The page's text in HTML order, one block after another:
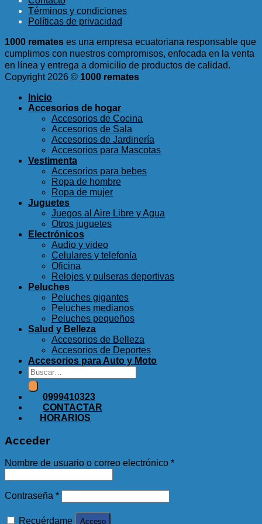
original
era:
$10.00.
actual
es:
$5.50.
Términos y condiciones
Políticas de privacidad
1000 remates es una empresa ecuatoriana responsable que
cumplimos con nuestros compromisos, enfocada en la venta
en línea y entrega a domicilio de productos de calidad.
Copyright 2026 © 1000 remates
Inicio
Accesorios de hogar
Accesorios de Cocina
Accesorios de Sala
Accesorios de Jardinería
Accesorios para Mascotas
Vestimenta
Accesorios para bebes
Ropa de hombre
Ropa de mujer
Juguetes
Juegos al Aire Libre y Agua
Otros juguetes
Electrónicos
Audio y video
Celulares y telefonía
Oficina
Relojes y pulseras deportivas
Peluches
Peluches gigantes
Peluches medianos
Peluches pequeños
Salud y Belleza
Accesorios de Belleza
Accesorios de Deportes
Accesorios para Auto y Moto
Buscar
por:
0999410323
CONTACTAR
HORARIOS
Acceder
Nombre de usuario o correo electrónico *Obligatorio
Contraseña *Obligatorio
Recuérdame Acceso